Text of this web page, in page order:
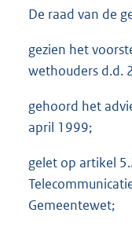
De raad van de
gezien het
wethouders d.d.
gehoord het
april 1999;
gelet op artikel
Gemeentewet;